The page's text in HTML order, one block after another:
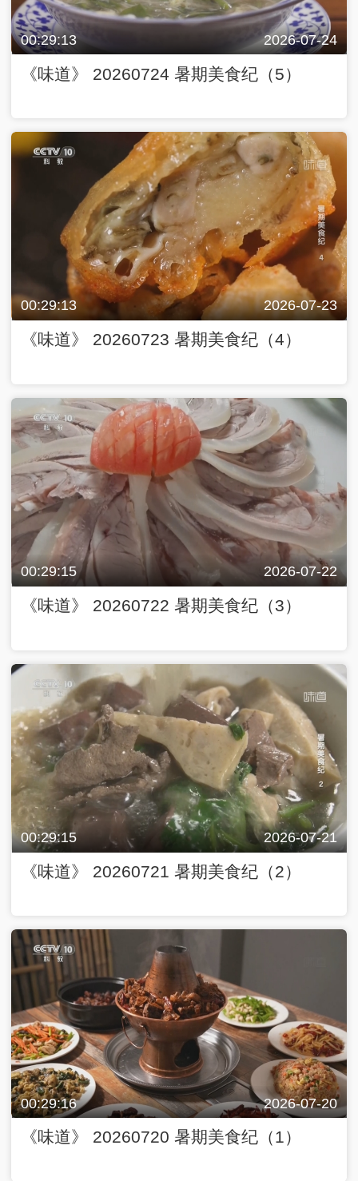
00:29:13 2026-07-24
《味道》 20260724 暑期美食纪（5）
00:29:13 2026-07-23
《味道》 20260723 暑期美食纪（4）
00:29:15 2026-07-22
《味道》 20260722 暑期美食纪（3）
00:29:15 2026-07-21
《味道》 20260721 暑期美食纪（2）
00:29:16 2026-07-20
《味道》 20260720 暑期美食纪（1）